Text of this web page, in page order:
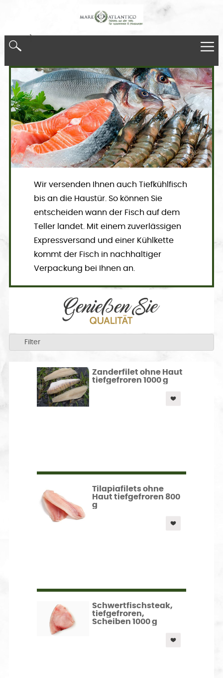
Wir versenden Ihnen auch Tiefkühlfisch
bis an die Haustür. So können Sie
entscheiden wann der Fisch auf dem
Teller landet. Mit einem zuverlässigen
Expressversand und einer Kühlkette
kommt der Fisch in nachhaltiger
Verpackung bei Ihnen an.
Filter
Zanderfilet ohne Haut
tiefgefroren 1000 g
Tilapiafilets ohne
Haut tiefgefroren 800
g
Schwertfischsteak,
tiefgefroren,
Scheiben 1000 g